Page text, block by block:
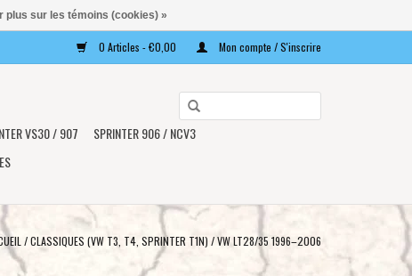
0 Articles - €0,00 Mon compte / S'inscrire
sélectionner
VS30 / 907
SPRINTER 906 / NCV3
/CLASSIQUES (VW T3, T4, SPRINTER T1N) /VW LT28/35 1996–2006
plus sur les témoins (cookies) »